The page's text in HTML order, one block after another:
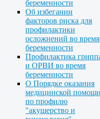
беременности
Об избегании
факторов риска для
профилактики
осложнений во время
беременности
Профилактика
и ОРВИ во время
беременности
О Порядке оказания
медицинской
по профилю
"акушерство и